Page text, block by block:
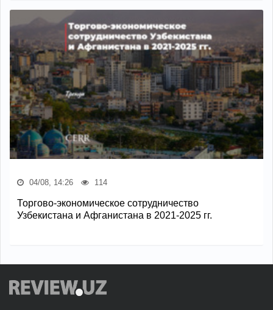
04/08, 14:26 114
Торгово-экономическое сотрудничество
Узбекистана и Афганистана в 2021-2025 гг.